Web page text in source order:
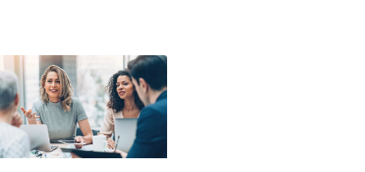
trasformazione della connettività sulle nostre vite.